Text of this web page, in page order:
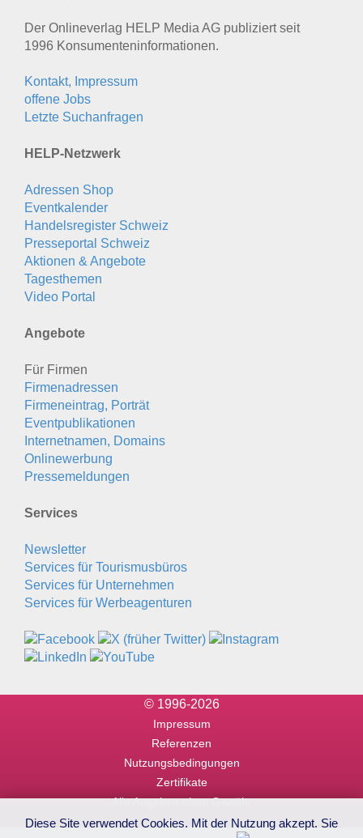
Der Onlineverlag HELP Media AG publiziert seit
1996 Konsumenten­informationen.
Kontakt, Impressum
offene Jobs
Letzte Suchanfragen
HELP-Netzwerk
Adressen Shop
Eventkalender
Handelsregister Schweiz
Presseportal Schweiz
Aktionen & Angebote
Tagesthemen
Video Portal
Angebote
Für Firmen
Firmenadressen
Firmeneintrag, Porträt
Eventpublikationen
Internetnamen, Domains
Onlinewerbung
Pressemeldungen
Services
Newsletter
Services für Tourismusbüros
Services für Unternehmen
Services für Werbeagenturen
© 1996-2026
Impressum
Referenzen
Nutzungsbedingungen
Zertifikate
Alle Angaben ohne Gewähr
Diese Site verwendet Cookies. Mit der Nutzung akzept. Sie